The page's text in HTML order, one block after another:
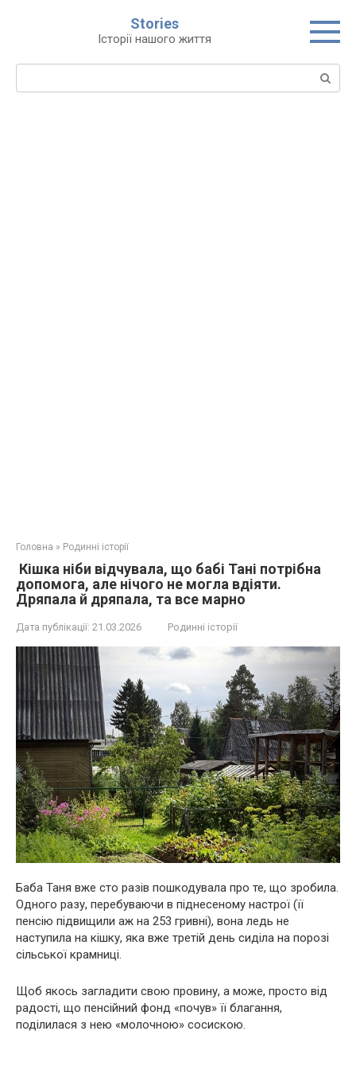
Stories
Історії нашого життя
Пошук:
Головна » Родинні історії
Кішка ніби відчувала, що бабі Тані потрібна
допомога, але нічого не могла вдіяти.
Дряпала й дряпала, та все марно
Дата публікації: 21.03.2026 Родинні історії
Баба Таня вже сто разів пошкодувала про те, що зробила.
Одного разу, перебуваючи в піднесеному настрої (її
пенсію підвищили аж на 253 гривні), вона ледь не
наступила на кішку, яка вже третій день сиділа на порозі
сільської крамниці.
Щоб якось загладити свою провину, а може, просто від
радості, що пенсійний фонд «почув» її благання,
поділилася з нею «молочною» сосискою.